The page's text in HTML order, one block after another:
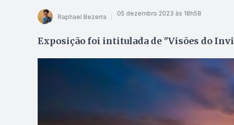
Raphael Bezerra 05 dezembro 2023 às 18h58
Exposição foi intitulada de "Visões do